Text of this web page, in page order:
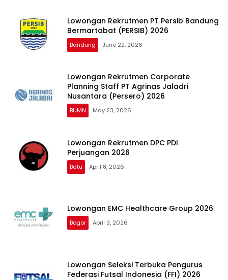
Lowongan Rekrutmen PT Persib Bandung
Bermartabat (PERSIB) 2026
Bandung June 22, 2026
Lowongan Rekrutmen Corporate
Planning Staff PT Agrinas Jaladri
Nusantara (Persero) 2026
BUMN May 23, 2026
Lowongan Rekrutmen DPC PDI
Perjuangan 2026
Batu April 8, 2026
Lowongan EMC Healthcare Group 2026
Bogor April 3, 2026
Lowongan Seleksi Terbuka Pengurus
Federasi Futsal Indonesia (FFI) 2026